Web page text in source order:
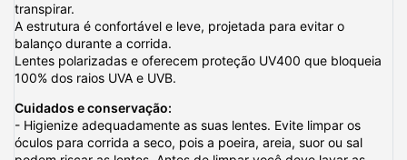
transpirar.
A estrutura é confortável e leve, projetada para evitar o
balanço durante a corrida.
Lentes polarizadas e oferecem proteção UV400 que bloqueia
100% dos raios UVA e UVB.
Cuidados e conservação:
- Higienize adequadamente as suas lentes. Evite limpar os
óculos para corrida a seco, pois a poeira, areia, suor ou sal